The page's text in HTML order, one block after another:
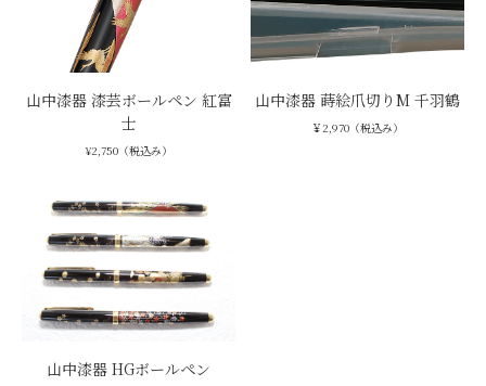
山中漆器 漆芸ボールペン 紅富
士
¥2,750（税込み）
山中漆器 蒔絵爪切りM 千羽鶴
￥2,970（税込み）
山中漆器 HGボールペン